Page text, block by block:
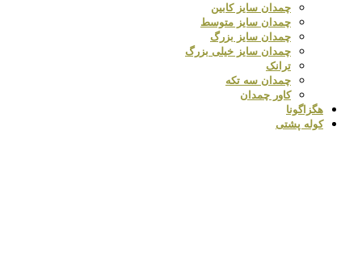
چمدان سایز کابین
چمدان سایز متوسط
چمدان سایز بزرگ
چمدان سایز خیلی بزرگ
ترانک
چمدان سه تکه
کاور چمدان
هگزاگونا
کوله پشتی